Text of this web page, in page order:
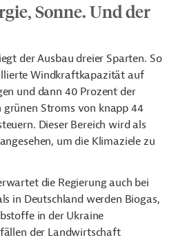
Sonne. Und der
der Ausbau dreier Sparten. So
Windkraftkapazität auf
und dann 40 Prozent der
Stroms von knapp 44
Dieser Bereich wird als
um die Klimaziele zu
die Regierung auch bei
in Deutschland werden Biogas,
in der Ukraine
der Landwirtschaft